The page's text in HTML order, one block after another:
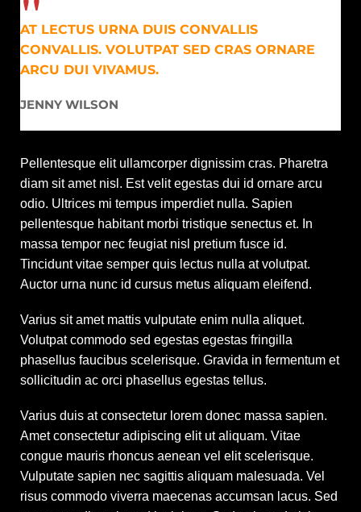
AT LECTUS URNA DUIS CONVALLIS
CONVALLIS. VOLUTPAT SED CRAS ORNARE
ARCU DUI VIVAMUS.
JENNY WILSON
Pellentesque elit ullamcorper dignissim cras. Pharetra
diam sit amet nisl. Est velit egestas dui id ornare arcu
odio. Ultrices mi tempus imperdiet nulla. Sapien
pellentesque habitant morbi tristique senectus et. In
massa tempor nec feugiat nisl pretium fusce id.
Tincidunt vitae semper quis lectus nulla at volutpat.
Auctor urna nunc id cursus metus aliquam eleifend.
Varius sit amet mattis vulputate enim nulla aliquet.
Volutpat commodo sed egestas egestas fringilla
phasellus faucibus scelerisque. Gravida in fermentum et
sollicitudin ac orci phasellus egestas tellus.
Varius duis at consectetur lorem donec massa sapien.
Amet consectetur adipiscing elit ut aliquam. Vitae
congue mauris rhoncus aenean vel elit scelerisque.
Vulputate sapien nec sagittis aliquam malesuada. Vel
risus commodo viverra maecenas accumsan lacus. Sed